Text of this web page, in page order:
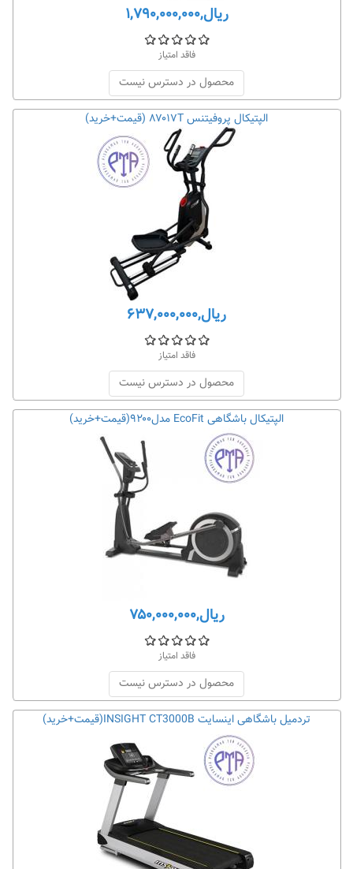
ریال,۱,۷۹۰,۰۰۰,۰۰۰
فاقد امتیاز
محصول در دسترس نیست
الپتيکال پروفيتنس ۸۷۰۱۷T (قیمت+خرید)
ریال,۶۳۷,۰۰۰,۰۰۰
فاقد امتیاز
محصول در دسترس نیست
الپتیکال باشگاهی EcoFit مدل۹۲۰۰(قیمت+خرید)
ریال,۷۵۰,۰۰۰,۰۰۰
فاقد امتیاز
محصول در دسترس نیست
تردمیل باشگاهی اینسایت INSIGHT CT3000B(قیمت+خرید)